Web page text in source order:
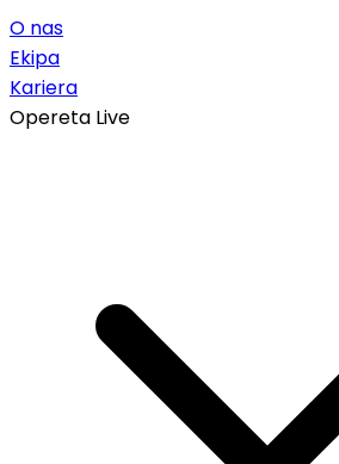
O nas
Ekipa
Kariera
Opereta Live